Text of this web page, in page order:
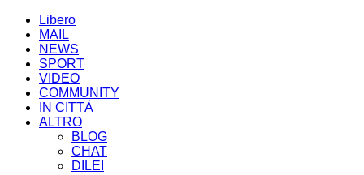
Libero
MAIL
NEWS
SPORT
VIDEO
COMMUNITY
IN CITTÀ
ALTRO
BLOG
CHAT
DILEI